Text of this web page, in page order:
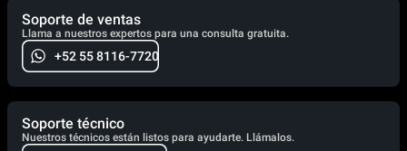
Soporte de ventas
Llama a nuestros expertos para una consulta gratuita.
+52 55 8116-7720
Soporte técnico
Nuestros técnicos están listos para ayudarte. Llámalos.